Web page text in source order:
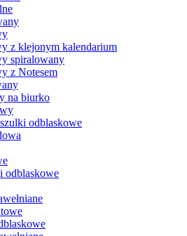
z klejonym kalendarium
spiralowany
z Notesem
na biurko
odblaskowe
odblaskowe